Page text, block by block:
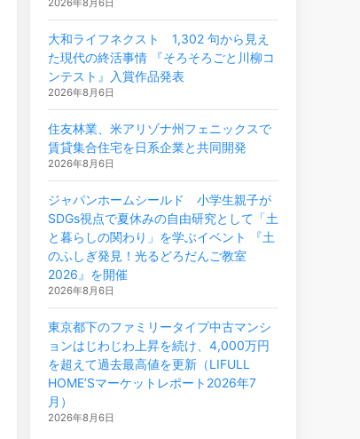
2026年8月6日
大和ライフネクスト 1,302 句から見え
た現代の終活事情 『そろそろごと川柳コ
ンテスト』入賞作品発表
2026年8月6日
住友林業、米アリゾナ州フェニックスで
賃貸集合住宅を日系企業と共同開発
2026年8月6日
ジャパンホームシールド 小学生親子が
SDGs視点で夏休みの自由研究として「土
と暮らしの関わり」を学ぶイベント 『土
のふしぎ発見！光るどろだんご教室
2026』を開催
2026年8月6日
東京都下のファミリータイプ中古マンシ
ョンはじわじわ上昇を続け、4,000万円
を超えて過去最高値を更新（LIFULL
HOME’Sマーケットレポート2026年7
月）
2026年8月6日